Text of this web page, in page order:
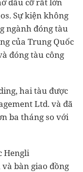
Sự kiện không
ngành đóng tàu
của Trung Quốc
đóng tàu công
hai tàu được
Ltd. và đã
ba tháng so với
Hengli
bàn giao đồng